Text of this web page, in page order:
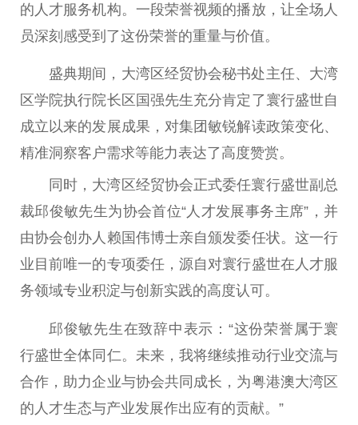
的人才服务机构。一段荣誉视频的播放，让全场人
员深刻感受到了这份荣誉的重量与价值。
盛典期间，大湾区经贸协会秘书处主任、大湾
区学院执行院长区国强先生充分肯定了寰行盛世自
成立以来的发展成果，对集团敏锐解读政策变化、
精准洞察客户需求等能力表达了高度赞赏。
同时，大湾区经贸协会正式委任寰行盛世副总
裁邱俊敏先生为协会首位“人才发展事务主席”，并
由协会创办人赖国伟博士亲自颁发委任状。这一行
业目前唯一的专项委任，源自对寰行盛世在人才服
务领域专业积淀与创新实践的高度认可。
邱俊敏先生在致辞中表示：“这份荣誉属于寰
行盛世全体同仁。未来，我将继续推动行业交流与
合作，助力企业与协会共同成长，为粤港澳大湾区
的人才生态与产业发展作出应有的贡献。”